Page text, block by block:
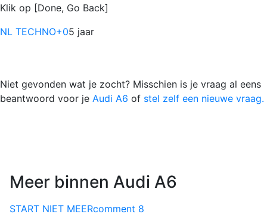
Klik op [Done, Go Back]
NL TECHNO+05 jaar
Niet gevonden wat je zocht? Misschien is je vraag al eens
beantwoord voor je Audi A6 of stel zelf een nieuwe vraag.
Meer binnen Audi A6
START NIET MEERcomment 8